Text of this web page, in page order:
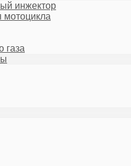
инжектор
мотоцикла
газа